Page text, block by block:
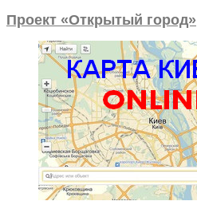
Проект «Открытый город»